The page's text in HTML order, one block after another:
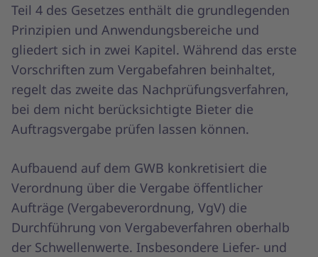
Teil 4 des Gesetzes enthält die grundlegenden
Prinzipien und Anwendungsbereiche und
gliedert sich in zwei Kapitel. Während das erste
Vorschriften zum Vergabefahren beinhaltet,
regelt das zweite das Nachprüfungsverfahren,
bei dem nicht berücksichtigte Bieter die
Auftragsvergabe prüfen lassen können.
Aufbauend auf dem GWB konkretisiert die
Verordnung über die Vergabe öffentlicher
Aufträge (Vergabeverordnung, VgV) die
Durchführung von Vergabeverfahren oberhalb
der Schwellenwerte. Insbesondere Liefer- und